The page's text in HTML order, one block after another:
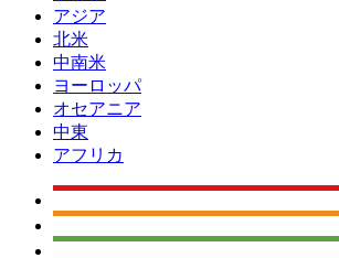
アジア
北米
中南米
ヨーロッパ
オセアニア
中東
アフリカ